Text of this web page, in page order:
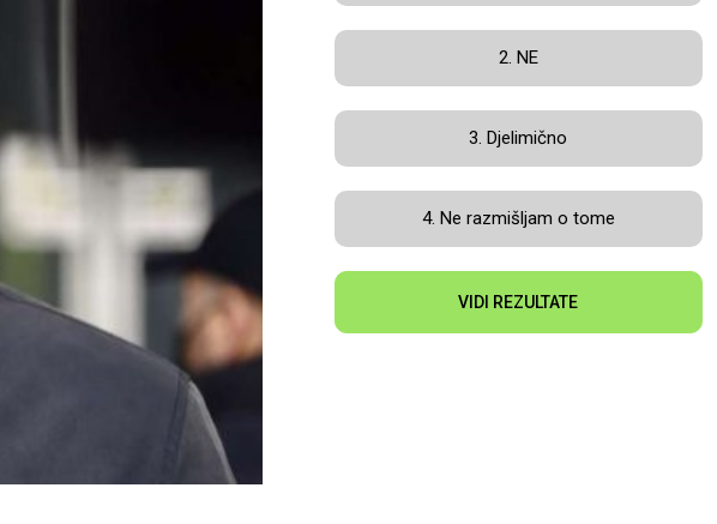
2. NE
3. Djelimično
4. Ne razmišljam o tome
VIDI REZULTATE